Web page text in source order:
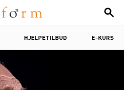
HJELPETILBUD E-KURS